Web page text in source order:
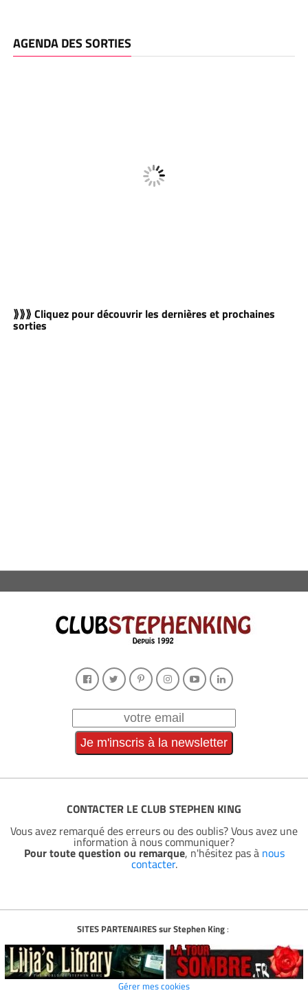
AGENDA DES SORTIES
⟫⟫⟫ Cliquez pour découvrir les dernières et prochaines
sorties
CONTACTER LE CLUB STEPHEN KING
Vous avez remarqué des erreurs ou des oublis? Vous avez une
information à nous communiquer?
Pour toute question ou remarque, n'hésitez pas à nous
contacter.
SITES PARTENAIRES sur Stephen King:
Gérer mes cookies